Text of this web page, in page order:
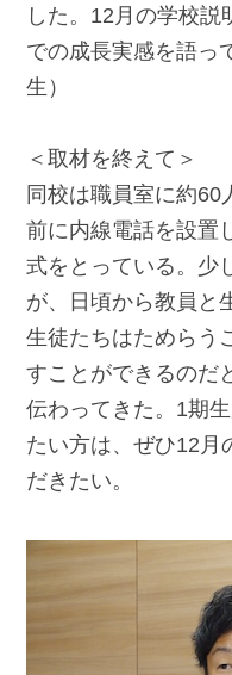
した。12月の学校説
での成長実感を語っ
生）
＜取材を終えて＞
同校は職員室に約60
前に内線電話を設置
式をとっている。少
が、日頃から教員と
生徒たちはためらう
すことができるのだ
伝わってきた。1期
たい方は、ぜひ12月
だきたい。